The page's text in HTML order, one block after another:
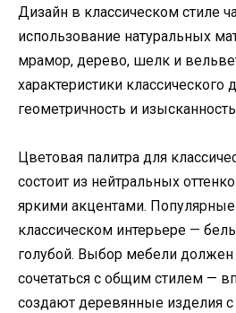
Дизайн в классическом стиле
использование натуральных
мрамор, дерево, шелк и
характеристики
геометричность и
Цветовая палитра для
состоит из нейтральных
яркими акцентами.
классическом интерьере —
голубой. Выбор мебели
сочетаться с общим стилем —
создают деревянные изделия с